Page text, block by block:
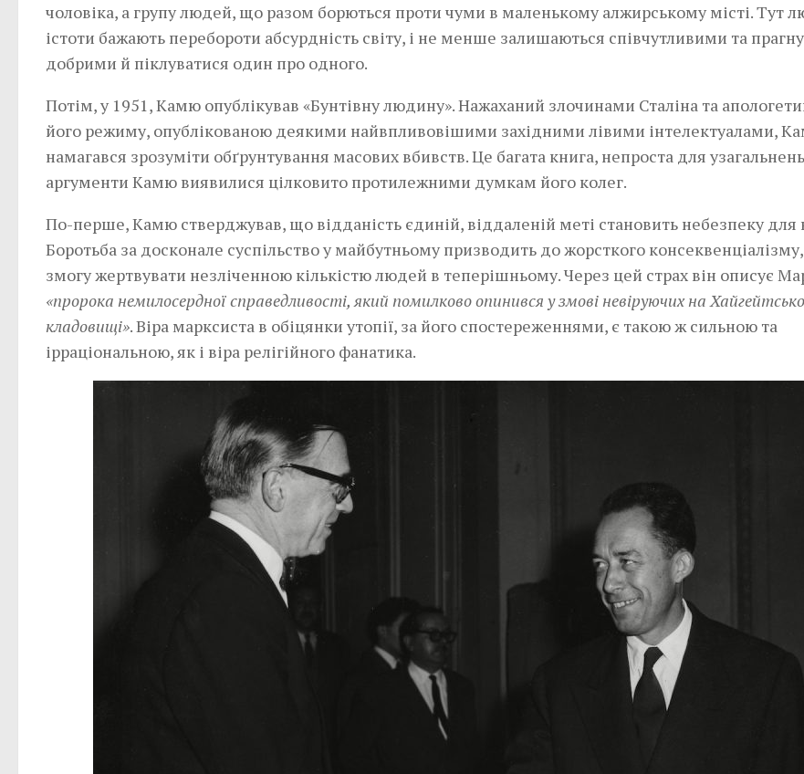
чоловіка, а групу людей, що разом борються проти чуми в маленькому алжирському місті. Тут
істоти бажають перебороти абсурдність світу, і не менше залишаються співчутливими та
добрими й піклуватися один про одного.
Потім, у 1951, Камю опублікував «Бунтівну людину». Нажаханий злочинами Сталіна та
його режиму, опублікованою деякими найвпливовішими західними лівими інтелектуалами,
намагався зрозуміти обґрунтування масових вбивств. Це багата книга, непроста для
аргументи Камю виявилися цілковито протилежними думкам його колег.
По-перше, Камю стверджував, що відданість єдиній, віддаленій меті становить небезпеку для
Боротьба за досконале суспільство у майбутньому призводить до жорсткого
змогу жертвувати незліченною кількістю людей в теперішньому. Через цей страх він описує
«пророка немилосердної справедливості, який помилково опинився у змові невіруючих на
кладовищі». Віра марксиста в обіцянки утопії, за його спостереженнями, є такою ж сильною та
ірраціональною, як і віра релігійного фанатика.